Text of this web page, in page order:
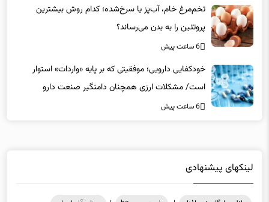
تخم‌مرغ خام، آب‌پز یا سرخ‌شده؛ کدام روش بیشترین
پروتئین را به بدن می‌رساند؟
6 ساعت پیش
خودکفایی دارویی؛ موفقیتی که بر پایه‌ «واردات» استوار
است/ مشکلات ارزی همچنان دامنگیر صنعت دارو
6 ساعت پیش
لینکهای پیشنهادی